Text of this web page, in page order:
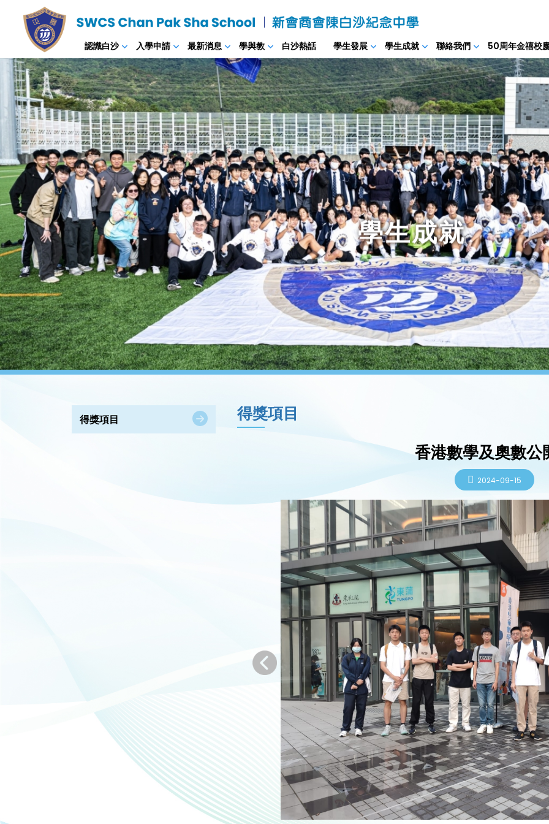
認識白沙 入學申請 最新消息 學與教 白沙熱話 學生發展 學生成就 聯絡我們 50周年金禧校
學生成就
得獎項目 得獎項目
香港數學及奧數公
2024-09-15